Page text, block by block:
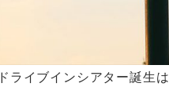
ドライブインシアター誕生